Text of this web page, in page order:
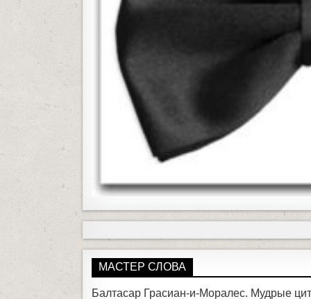
МАСТЕР СЛОВА
Балтасар Грасиан-и-Моралес. Мудрые